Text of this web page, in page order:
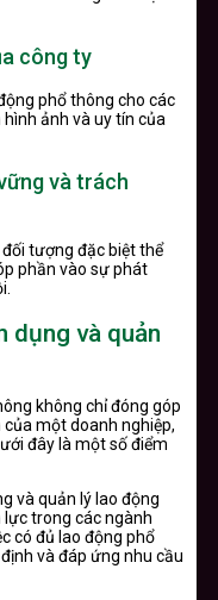
công ty
phổ thông cho các
ảnh và uy tín của
và trách
tượng đặc biệt thể
phần vào sự phát
dụng và quản
không chỉ đóng góp
một doanh nghiệp,
đây là một số điểm
và quản lý lao động
trong các ngành
có đủ lao động phổ
và đáp ứng nhu cầu